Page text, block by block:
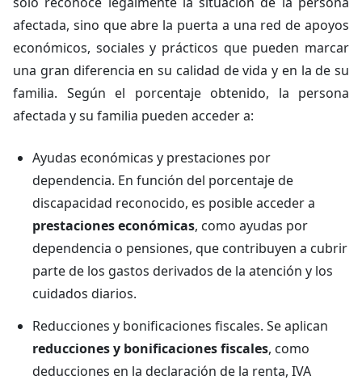
afectada, sino que abre la puerta a una red de apoyos
económicos, sociales y prácticos que pueden marcar
una gran diferencia en su calidad de vida y en la de su
familia. Según el porcentaje obtenido, la persona
afectada y su familia pueden acceder a:
Ayudas económicas y prestaciones por
dependencia. En función del porcentaje de
discapacidad reconocido, es posible acceder a
prestaciones económicas, como ayudas por
dependencia o pensiones, que contribuyen a cubrir
parte de los gastos derivados de la atención y los
cuidados diarios.
Reducciones y bonificaciones fiscales. Se aplican
reducciones y bonificaciones fiscales, como
deducciones en la declaración de la renta, IVA